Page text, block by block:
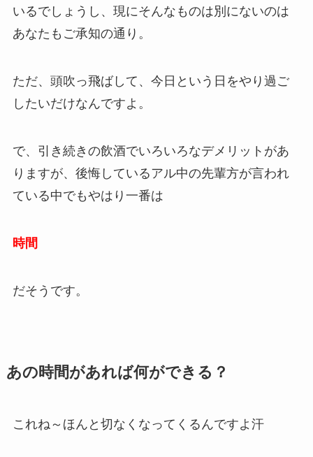
いるでしょうし、現にそんなものは別にないのは
あなたもご承知の通り。
ただ、頭吹っ飛ばして、今日という日をやり過ご
したいだけなんですよ。
で、引き続きの飲酒でいろいろなデメリットがあ
りますが、後悔しているアル中の先輩方が言われ
ている中でもやはり一番は
時間
だそうです。
あの時間があれば何ができる？
これね～ほんと切なくなってくるんですよ汗